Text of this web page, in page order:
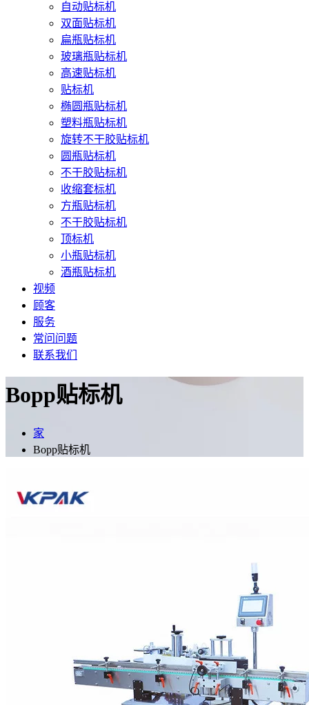
自动贴标机
双面贴标机
扁瓶贴标机
玻璃瓶贴标机
高速贴标机
贴标机
椭圆瓶贴标机
塑料瓶贴标机
旋转不干胶贴标机
圆瓶贴标机
不干胶贴标机
收缩套标机
方瓶贴标机
不干胶贴标机
顶标机
小瓶贴标机
酒瓶贴标机
视频
顾客
服务
常问问题
联系我们
Bopp贴标机
家
Bopp贴标机